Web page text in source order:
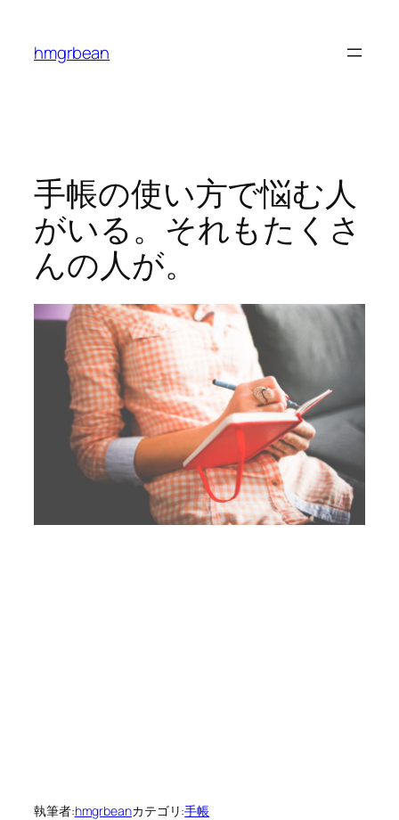
hmgrbean
手帳の使い方で悩む人
がいる。それもたくさ
んの人が。
執筆者:hmgrbeanカテゴリ:手帳